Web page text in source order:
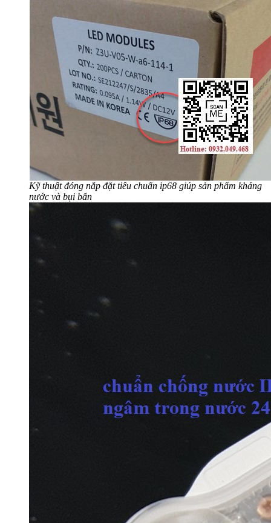
Kỹ thuật đóng nắp đặt tiêu chuẩn ip68 giúp sản phẩm kháng
nước và bụi bẩn